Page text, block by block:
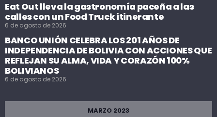
Eat Out lleva la gastronomía paceña a las
calles con un Food Truck itinerante
6 de agosto de 2026
BANCO UNIÓN CELEBRA LOS 201 AÑOS DE
INDEPENDENCIA DE BOLIVIA CON ACCIONES QUE
REFLEJAN SU ALMA, VIDA Y CORAZÓN 100%
BOLIVIANOS
6 de agosto de 2026
MARZO 2023